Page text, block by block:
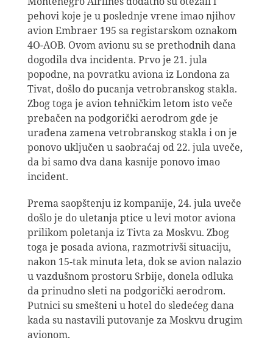
pehovi koje je u poslednje vrene imao njihov
avion Embraer 195 sa registarskom oznakom
4O-AOB. Ovom avionu su se prethodnih dana
dogodila dva incidenta. Prvo je 21. jula
popodne, na povratku aviona iz Londona za
Tivat, došlo do pucanja vetrobranskog stakla.
Zbog toga je avion tehničkim letom isto veče
prebačen na podgorički aerodrom gde je
urađena zamena vetrobranskog stakla i on je
ponovo uključen u saobraćaj od 22. jula uveče,
da bi samo dva dana kasnije ponovo imao
incident.
Prema saopštenju iz kompanije, 24. jula uveče
došlo je do uletanja ptice u levi motor aviona
prilikom poletanja iz Tivta za Moskvu. Zbog
toga je posada aviona, razmotrivši situaciju,
nakon 15-tak minuta leta, dok se avion nalazio
u vazdušnom prostoru Srbije, donela odluka
da prinudno sleti na podgorički aerodrom.
Putnici su smešteni u hotel do sledećeg dana
kada su nastavili putovanje za Moskvu drugim
avionom.